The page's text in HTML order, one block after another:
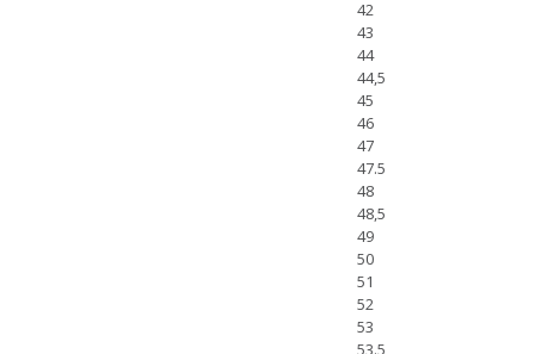
42
43
44
44,5
45
46
47
47.5
48
48,5
49
50
51
52
53
53.5